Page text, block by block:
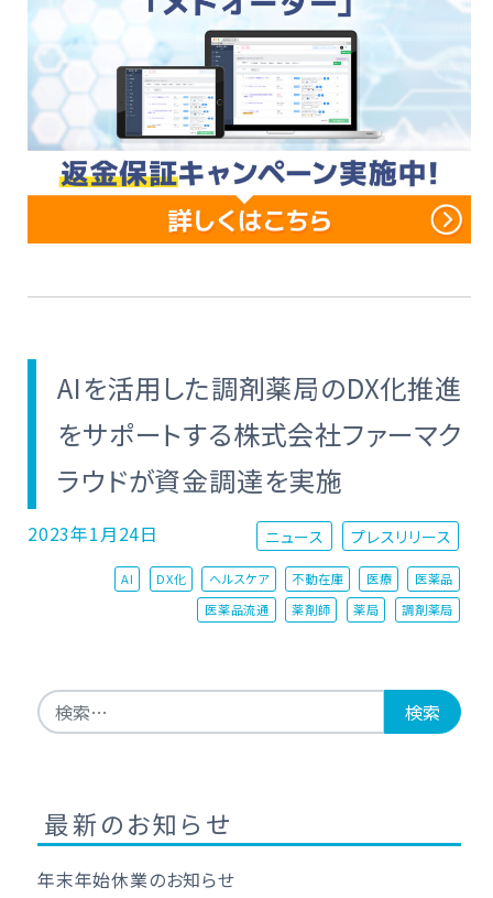
AIを活用した調剤薬局のDX化推進
をサポートする株式会社ファーマク
ラウドが資金調達を実施
2023年1月24日 ニュース プレスリリース
AI DX化 ヘルスケア 不動在庫 医療
医薬品
医薬品流通
薬剤師 薬局 調剤薬局
検索:
最新のお知らせ
年末年始休業のお知らせ